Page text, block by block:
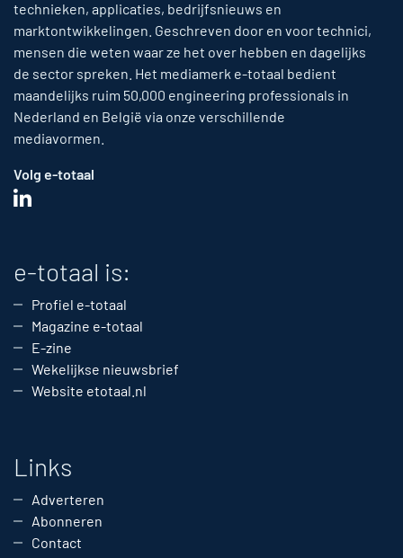
technieken, applicaties, bedrijfsnieuws en
marktontwikkelingen. Geschreven door en voor technici,
mensen die weten waar ze het over hebben en dagelijks
de sector spreken. Het mediamerk e-totaal bedient
maandelijks ruim 50,000 engineering professionals in
Nederland en België via onze verschillende
mediavormen.
Volg e-totaal
e-totaal is:
Profiel e-totaal
Magazine e-totaal
E-zine
Wekelijkse nieuwsbrief
Website etotaal.nl
Links
Adverteren
Abonneren
Contact